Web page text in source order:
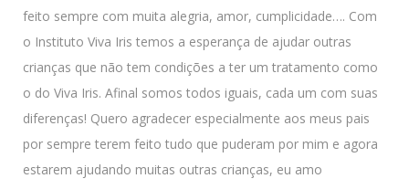
feito sempre com muita alegria, amor, cumplicidade…. Com
o Instituto Viva Iris temos a esperança de ajudar outras
crianças que não tem condições a ter um tratamento como
o do Viva Iris. Afinal somos todos iguais, cada um com suas
diferenças! Quero agradecer especialmente aos meus pais
por sempre terem feito tudo que puderam por mim e agora
estarem ajudando muitas outras crianças, eu amo